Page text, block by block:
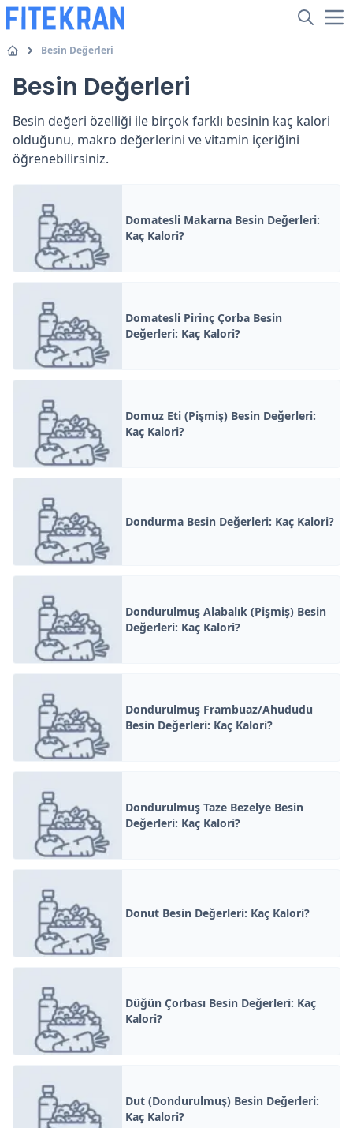
Besin Değerleri
Besin Değerleri
Besin değeri özelliği ile birçok farklı besinin kaç kalori
olduğunu, makro değerlerini ve vitamin içeriğini
öğrenebilirsiniz.
Domatesli Makarna Besin Değerleri:
Kaç Kalori?
Domatesli Pirinç Çorba Besin
Değerleri: Kaç Kalori?
Domuz Eti (Pişmiş) Besin Değerleri:
Kaç Kalori?
Dondurma Besin Değerleri: Kaç Kalori?
Dondurulmuş Alabalık (Pişmiş) Besin
Değerleri: Kaç Kalori?
Dondurulmuş Frambuaz/Ahududu
Besin Değerleri: Kaç Kalori?
Dondurulmuş Taze Bezelye Besin
Değerleri: Kaç Kalori?
Donut Besin Değerleri: Kaç Kalori?
Düğün Çorbası Besin Değerleri: Kaç
Kalori?
Dut (Dondurulmuş) Besin Değerleri:
Kaç Kalori?